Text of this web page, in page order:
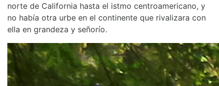
norte de California hasta el istmo centroamericano, y
no había otra urbe en el continente que rivalizara con
ella en grandeza y señorío.